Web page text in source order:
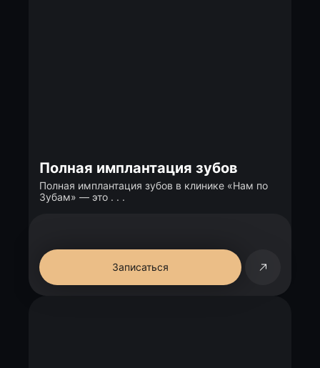
Полная имплантация зубов
Полная имплантация зубов в клинике «Нам по
Зубам» — это . . .
Записаться